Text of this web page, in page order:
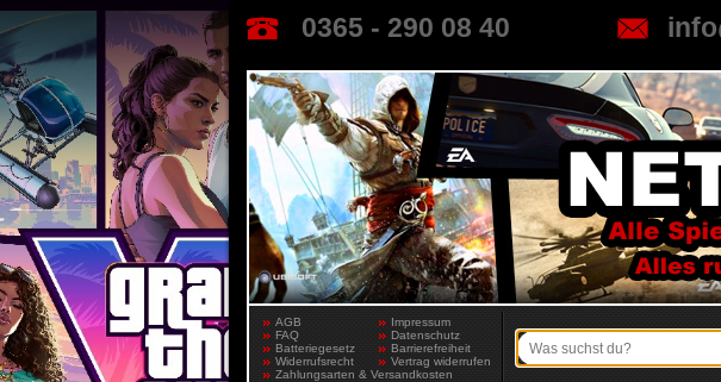
0365 - 290 08 40
AGB
Impressum
FAQ
Datenschutz
Batteriegesetz
Barrierefreiheit
Widerrufsrecht
Vertrag widerrufen
Zahlungsarten & Versandkosten